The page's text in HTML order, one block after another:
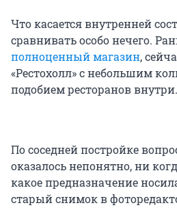
Что касается внутренней
сравнивать особо нечего.
полноценный магазин,
«Рестохолл» с небольшим
подобием ресторанов внутри.
По соседней постройке
оказалось непонятно, ни
какое предназначение
старый снимок в